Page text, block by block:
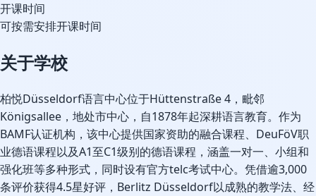
开课时间
可按需安排开课时间
关于学校
柏悦Düsseldorf语言中心位于Hüttenstraße 4，毗邻
Königsallee，地处市中心，自1878年起深耕语言教育。作为
BAMF认证机构，该中心提供国家资助的融合课程、DeuFöV职
业德语课程以及A1至C1级别的德语课程，涵盖一对一、小组和
强化班等多种形式，同时设有官方telc考试中心。凭借逾3,000
条评价获得4.5星好评，Berlitz Düsseldorf以成熟的教学法、经